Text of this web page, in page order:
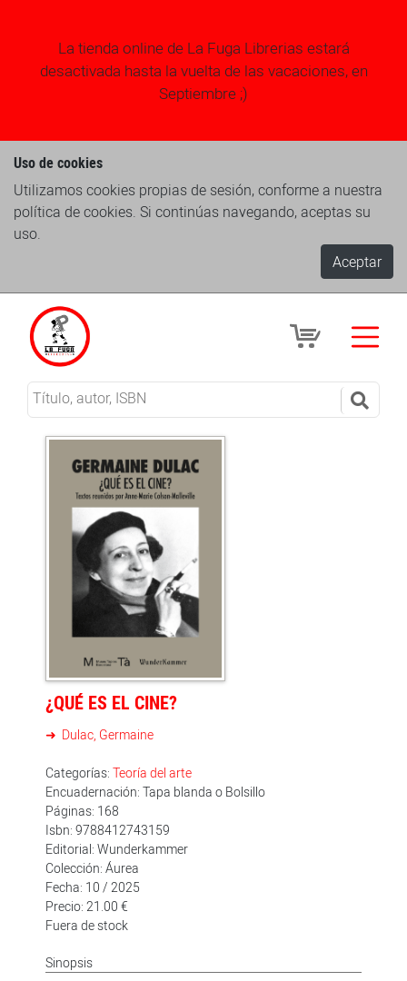
La tienda online de La Fuga Librerias estará
desactivada hasta la vuelta de las vacaciones, en
Septiembre ;)
Uso de cookies
Utilizamos cookies propias de sesión, conforme a nuestra
política de cookies. Si continúas navegando, aceptas su
uso.
Aceptar
¿QUÉ ES EL CINE?
Dulac, Germaine
Categorías: Teoría del arte
Encuadernación: Tapa blanda o Bolsillo
Páginas: 168
Isbn: 9788412743159
Editorial: Wunderkammer
Colección: Áurea
Fecha: 10 / 2025
Precio: 21.00 €
Fuera de stock
Sinopsis